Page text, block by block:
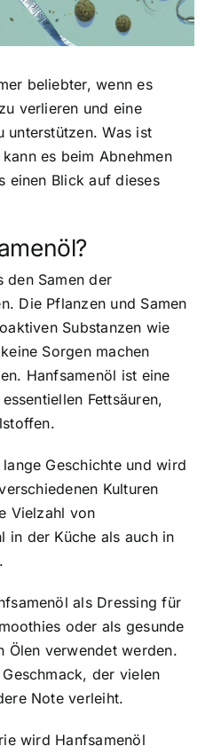
beliebter, wenn es
verlieren und eine
unterstützen. Was ist
es beim Abnehmen
einen Blick auf dieses
den Samen der
Die Pflanzen und Samen
Substanzen wie
Sorgen machen
Hanfsamenöl ist eine
Fettsäuren,
Geschichte und wird
Kulturen
Vielzahl von
in der Küche als auch in
als Dressing für
oder als gesunde
Ölen verwendet werden.
der vielen
Note verleiht.
wird Hanfsamenöl